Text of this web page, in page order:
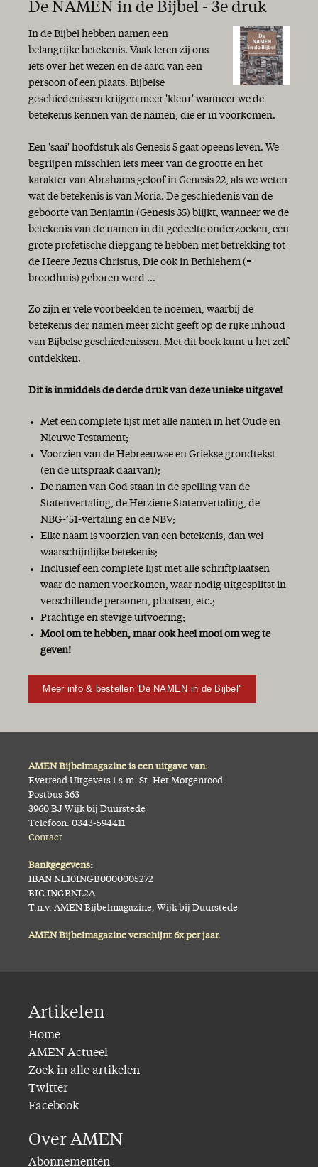
De NAMEN in de Bijbel - 3e druk
In de Bijbel hebben namen een
belangrijke betekenis. Vaak leren zij ons
iets over het wezen en de aard van een
persoon of een plaats. Bijbelse
geschiedenissen krijgen meer 'kleur' wanneer we de
betekenis kennen van de namen, die er in voorkomen.
Een 'saai' hoofdstuk als Genesis 5 gaat opeens leven. We
begrijpen misschien iets meer van de grootte en het
karakter van Abrahams geloof in Genesis 22, als we weten
wat de betekenis is van Moria. De geschiedenis van de
geboorte van Benjamin (Genesis 35) blijkt, wanneer we de
betekenis van de namen in dit gedeelte onderzoeken, een
grote profetische diepgang te hebben met betrekking tot
de Heere Jezus Christus, Die ook in Bethlehem (=
broodhuis) geboren werd ...
Zo zijn er vele voorbeelden te noemen, waarbij de
betekenis der namen meer zicht geeft op de rijke inhoud
van Bijbelse geschiedenissen. Met dit boek kunt u het zelf
ontdekken.
Dit is inmiddels de derde druk van deze unieke uitgave!
Met een complete lijst met alle namen in het Oude en
Nieuwe Testament;
Voorzien van de Hebreeuwse en Griekse grondtekst
(en de uitspraak daarvan);
De namen van God staan in de spelling van de
Statenvertaling, de Herziene Statenvertaling, de
NBG-’51-vertaling en de NBV;
Elke naam is voorzien van een betekenis, dan wel
waarschijnlijke betekenis;
Inclusief een complete lijst met alle schriftplaatsen
waar de namen voorkomen, waar nodig uitgesplitst in
verschillende personen, plaatsen, etc.;
Prachtige en stevige uitvoering;
Mooi om te hebben, maar ook heel mooi om weg te
geven!
Meer info & bestellen 'De NAMEN in de Bijbel''
AMEN Bijbelmagazine is een uitgave van:
Everread Uitgevers i.s.m. St. Het Morgenrood
Postbus 363
3960 BJ Wijk bij Duurstede
Telefoon: 0343-594411
Contact
Bankgegevens:
IBAN NL10INGB0000005272
BIC INGBNL2A
T.n.v. AMEN Bijbelmagazine, Wijk bij Duurstede
AMEN Bijbelmagazine verschijnt 6x per jaar.
Artikelen
Home
AMEN Actueel
Zoek in alle artikelen
Twitter
Facebook
Over AMEN
Abonnementen